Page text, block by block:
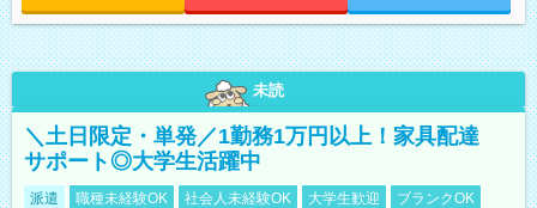
未読
＼土日限定・単発／1勤務1万円以上！家具配達
サポート◎大学生活躍中
派遣 職種未経験OK 社会人未経験OK 大学生歓迎
ブランクOK